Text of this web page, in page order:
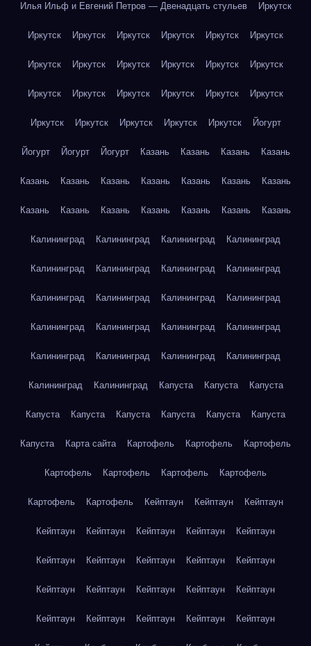
Илья Ильф и Евгений Петров — Двенадцать стульев Иркутск
Иркутск Иркутск Иркутск Иркутск Иркутск Иркутск
Иркутск Иркутск Иркутск Иркутск Иркутск Иркутск
Иркутск Иркутск Иркутск Иркутск Иркутск Иркутск
Иркутск Иркутск Иркутск Иркутск Иркутск Йогурт
Йогурт Йогурт Йогурт Казань Казань Казань Казань
Казань Казань Казань Казань Казань Казань Казань
Казань Казань Казань Казань Казань Казань Казань
Калининград Калининград Калининград Калининград
Калининград Калининград Калининград Калининград
Калининград Калининград Калининград Калининград
Калининград Калининград Калининград Калининград
Калининград Калининград Калининград Калининград
Калининград Калининград Капуста Капуста Капуста
Капуста Капуста Капуста Капуста Капуста Капуста
Капуста Карта сайта Картофель Картофель Картофель
Картофель Картофель Картофель Картофель
Картофель Картофель Кейптаун Кейптаун Кейптаун
Кейптаун Кейптаун Кейптаун Кейптаун Кейптаун
Кейптаун Кейптаун Кейптаун Кейптаун Кейптаун
Кейптаун Кейптаун Кейптаун Кейптаун Кейптаун
Кейптаун Кейптаун Кейптаун Кейптаун Кейптаун